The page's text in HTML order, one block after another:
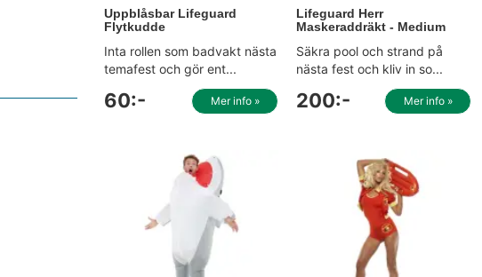
Uppblåsbar Lifeguard
Flytkudde
Inta rollen som badvakt nästa
temafest och gör ent...
60:- Mer info »
Lifeguard Herr
Maskeraddräkt - Medium
Säkra pool och strand på
nästa fest och kliv in so...
200:- Mer info »